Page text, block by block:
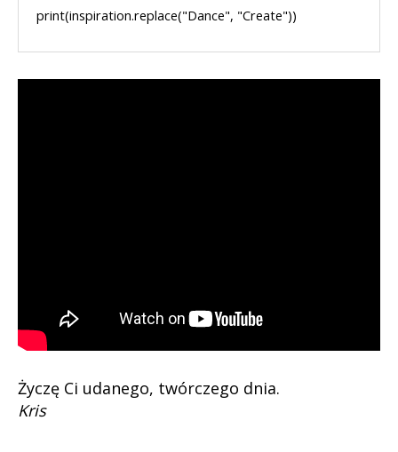
print(inspiration.replace("Dance", "Create"))
Życzę Ci udanego, twórczego dnia.
Kris